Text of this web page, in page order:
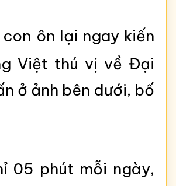
con ôn lại ngay kiến
Việt thú vị về Đại
ở ảnh bên dưới, bố
05 phút mỗi ngày,